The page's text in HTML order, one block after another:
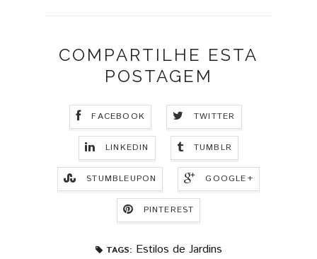
COMPARTILHE ESTA
POSTAGEM
FACEBOOK TWITTER
LINKEDIN TUMBLR
STUMBLEUPON GOOGLE+
PINTEREST
TAGS: Estilos de Jardins